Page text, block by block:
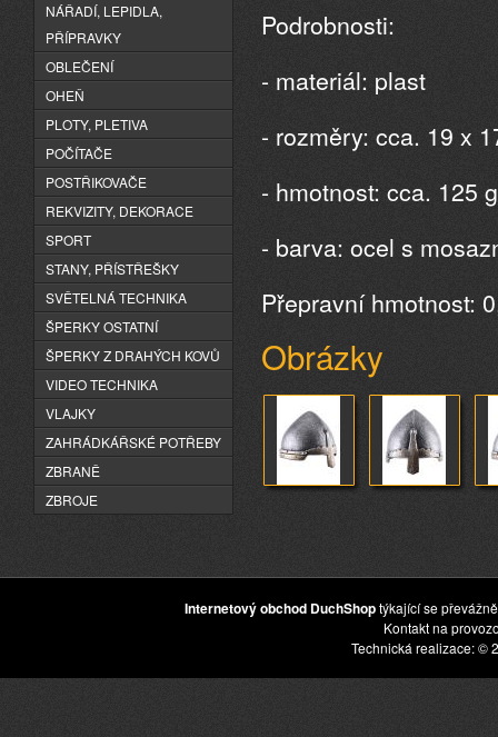
Podrobnosti:
- materiál: plast
- rozměry: cca. 19 x
- hmotnost: cca. 125 g
- barva: ocel s
Přepravní hmotnost:
Obrázky
NÁŘADÍ, LEPIDLA,
PŘÍPRAVKY
OBLEČENÍ
OHEŇ
PLOTY, PLETIVA
POČÍTAČE
POSTŘIKOVAČE
REKVIZITY, DEKORACE
SPORT
STANY, PŘÍSTŘEŠKY
SVĚTELNÁ TECHNIKA
ŠPERKY OSTATNÍ
ŠPERKY Z DRAHÝCH KOVŮ
VIDEO TECHNIKA
VLAJKY
ZAHRÁDKÁŘSKÉ POTŘEBY
ZBRANĚ
ZBROJE
Internetový obchod DuchShoptýkající se
Kontakt na
Technická realizace: ©